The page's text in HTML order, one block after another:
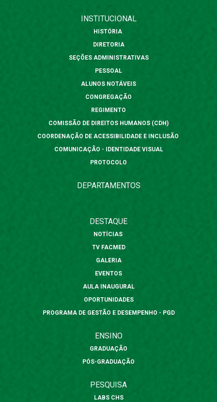
INSTITUCIONAL
HISTÓRIA
DIRETORIA
SEÇÕES ADMINISTRATIVAS
PESSOAL
ALUNOS NOTÁVEIS
CONGREGAÇÃO
REGIMENTO
COMISSÃO DE DIREITOS HUMANOS (CDH)
COORDENAÇÃO DE ACESSIBILIDADE E INCLUSÃO
COMUNICAÇÃO - IDENTIDADE VISUAL
PROTOCOLO
DEPARTAMENTOS
DESTAQUE
NOTÍCIAS
TV FACMED
GALERIA
EVENTOS
AULA INAUGURAL
OPORTUNIDADES
PROGRAMA DE GESTÃO E DESEMPENHO - PGD
ENSINO
GRADUAÇÃO
PÓS-GRADUAÇÃO
PESQUISA
LABS CHS